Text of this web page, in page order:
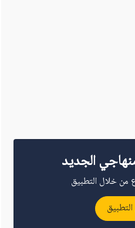
الجديد
من خلال التطبيق